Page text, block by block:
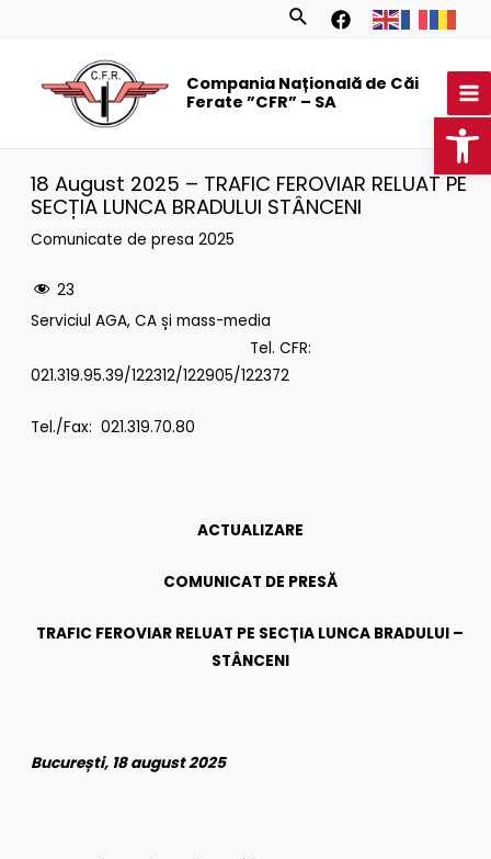
Search
Compania Națională de Căi
Ferate ”CFR” – SA
18 August 2025 – TRAFIC FEROVIAR RELUAT PE
SECȚIA LUNCA BRADULUI STÂNCENI
Comunicate de presa 2025
23
Serviciul AGA, CA și mass-media
Tel. CFR:
021.319.95.39/122312/122905/122372
Tel./Fax: 021.319.70.80
ACTUALIZARE
COMUNICAT DE PRESĂ
TRAFIC FEROVIAR RELUAT PE SECȚIA LUNCA BRADULUI –
STÂNCENI
București, 18 august 2025